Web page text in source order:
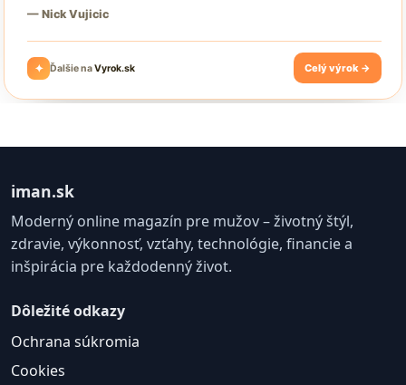
iman.sk
Moderný online magazín pre mužov – životný štýl,
zdravie, výkonnosť, vzťahy, technológie, financie a
inšpirácia pre každodenný život.
Dôležité odkazy
Ochrana súkromia
Cookies